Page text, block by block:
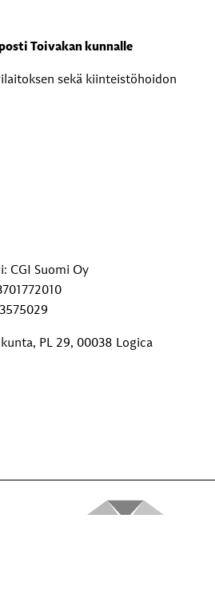
Toivakan kunnalle
sekä kiinteistöhoidon
CGI Suomi Oy
PL 29, 00038 Logica